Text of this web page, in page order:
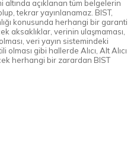
altında açıklanan tüm belgelerin
tekrar yayınlanamaz. BIST,
konusunda herhangi bir garanti
aksaklıklar, verinin ulaşmaması,
veri yayın sistemindeki
gibi hallerde Alıcı, Alt Alıcı
herhangi bir zarardan BIST